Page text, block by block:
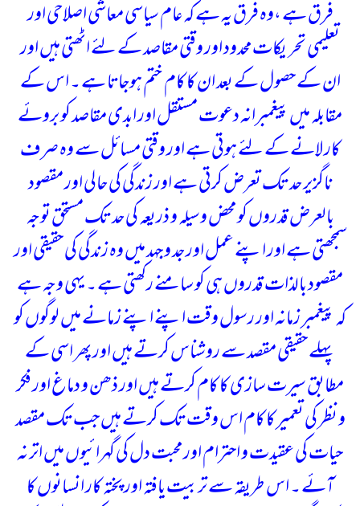
فرق ہے ،وہ فرق یہ ہے کہ عام سیاسی معاشی اصلاحی اور
تعلیمی تحریکات محدود اور وقتی مقاصد کے لئے اٹھتی ہیں اور
ان کے حصول کے بعد ان کا کام ختم ہوجاتا ہے ۔ اس کے
مقابلہ میں پیغمبرانہ دعوت مستقل اور ابدی مقاصد کو بروئے
کار لانے کے لئے ہوتی ہے اور وقتی مسائل سے وہ صرف
ناگزیر حد تک تعرض کرتی ہے اور زندگی کی حالی اور مقصود
بالعرض قدروں کو محض وسیلہ و ذریعہ کی حد تک مستحق توجہ
سمجھتی ہے اور اپنے عمل اور جد و جہد میں وہ زندگی کی حقیقی اور
مقصود بالذات قدروں ہی کو سامنے رکھتی ہے ۔ یہی وجہ ہے
کہ پیغمبر زمانہ اور رسول وقت اپنے اپنے زمانے میں لوگوں کو
پہلے حقیقی مقصد سے روشناس کرتے ہیں اور پھر اسی کے
مطابق سیرت سازی کا کام کرتے ہیں اور ذھن و دماغ اور فکر
و نظر کی تعمیر کا کام اس وقت تک کرتے ہیں جب تک مقصد
حیات کی عقیدت و احترام اور محبت دل کی گہرائیوں میں اتر نہ
آئے ۔ اس طریقہ سے تربیت یافتہ اور پختہ کار انسانوں کا